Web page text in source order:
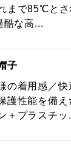
まで85℃と
な高...
子
の着用感／
護性能を備
＋プラスチッ